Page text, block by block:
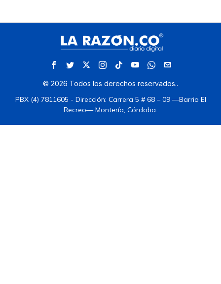
© 2026 Todos los derechos reservados..
PBX (4) 7811605 - Dirección: Carrera 5 # 68 – 09 —Barrio El
Recreo— Montería, Córdoba.